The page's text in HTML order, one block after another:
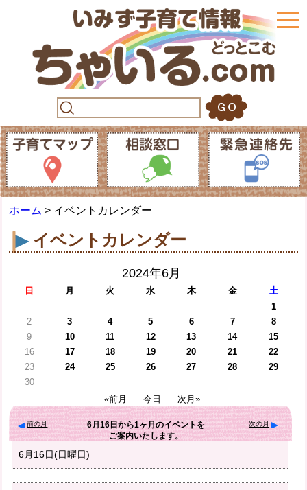
ホーム > イベントカレンダー
イベントカレンダー
2024年6月
日 月 火 水 木 金
土
1
2
3 4 5 6 7
8
9
10 11 12 13 14
15
16
17 18 19 20 21
22
23
24 25 26 27 28
29
30
«前月
今日 次月»
前の月 6月16日 から1ヶ月のイベントを
ご案内いたします。
次の月
6月16日(日曜日)